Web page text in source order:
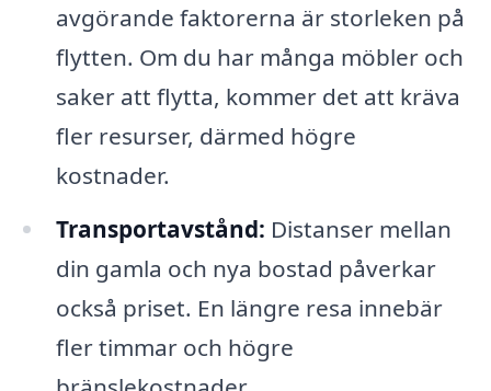
avgörande faktorerna är storleken på
flytten. Om du har många möbler och
saker att flytta, kommer det att kräva
fler resurser, därmed högre
kostnader.
Transportavstånd: Distanser mellan
din gamla och nya bostad påverkar
också priset. En längre resa innebär
fler timmar och högre